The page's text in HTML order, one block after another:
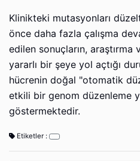
Klinikteki mutasyonları
önce daha fazla çalışma
edilen sonuçların,
yararlı bir şeye yol açtığı
hücrenin doğal "otomatik
etkili bir genom düzenleme
göstermektedir.
Etiketler :